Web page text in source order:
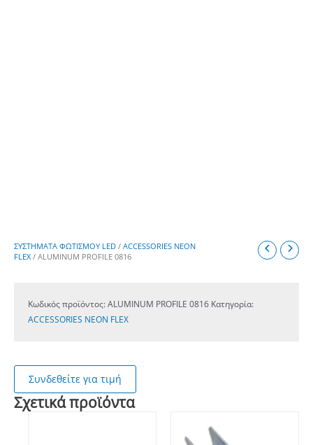
ΣΥΣΤΗΜΑΤΑ ΦΩΤΙΣΜΟΥ LED / ACCESSORIES NEON
FLEX / ALUMINUM PROFILE 0816
Κωδικός προϊόντος:ALUMINUM PROFILE 0816 Κατηγορία:
ACCESSORIES NEON FLEX
Συνδεθείτε για τιμή
Σχετικά προϊόντα